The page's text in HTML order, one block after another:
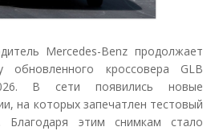
Mercedes-Benz продолжает
обновленного кроссовера GLB
В сети появились новые
на которых запечатлен тестовый
Благодаря этим снимкам стало